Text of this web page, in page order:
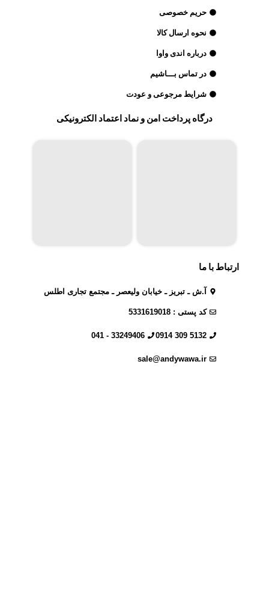
حریم خصوصی
نحوه ارسال کالا
درباره اندی واوا
در تماس بـــاشیم
شرایط مرجوعی و عودت
درگاه پرداخت امن و نماد اعتماد الکترونیکی
ارتباط با ما
آ.ش ـ تبریز ـ خیابان ولیعصر ـ مجتمع تجاری اطلس
کد پستی : 5331619018
5132 309 0914
33249406 - 041
sale@andywawa.ir